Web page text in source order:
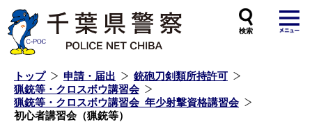
トップ 申請・届出
銃砲刀剣類所持許可
猟銃等・クロスボウ講習会
猟銃等・クロスボウ講習会_年少射撃資格講習会
初心者講習会（猟銃等）